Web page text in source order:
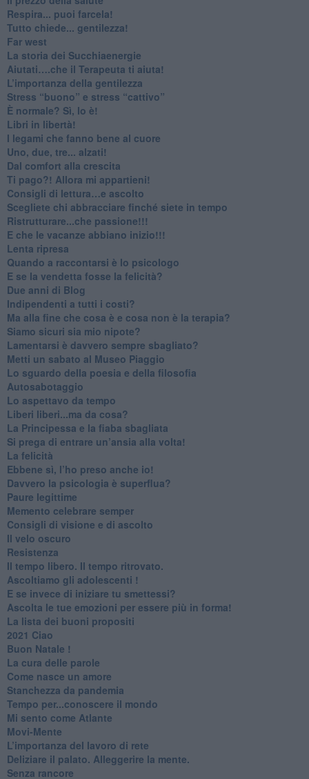
​Respira... puoi farcela!
​Tutto chiede... gentilezza!
​Far west
​La storia dei Succhiaenergie
​Aiutati….che il Terapeuta ti aiuta!
​L’importanza della gentilezza
​Stress “buono” e stress “cattivo”
​È normale? Sì, lo è!
​Libri in libertà!
​I legami che fanno bene al cuore
Uno, due, tre... alzati!​
​Dal comfort alla crescita
​Ti pago?! Allora mi appartieni!​
​Consigli di lettura…e ascolto
​Scegliete chi abbracciare finché siete in tempo
​Ristrutturare...che passione!!!
​E che le vacanze abbiano inizio!!!
​Lenta ripresa
​Quando a raccontarsi è lo psicologo
​E se la vendetta fosse la felicità?
​Due anni di Blog
​Indipendenti a tutti i costi?
​Ma alla fine che cosa è e cosa non è la terapia?
​Siamo sicuri sia mio nipote?
​Lamentarsi è davvero sempre sbagliato?
​Metti un sabato al Museo Piaggio
​Lo sguardo della poesia e della filosofia
Autosabotaggio
​Lo aspettavo da tempo
​Liberi liberi...ma da cosa?
​La Principessa e la fiaba sbagliata
Si prega di entrare un’ansia alla volta!
​La felicità
​Ebbene sì, l’ho preso anche io!
​Davvero la psicologia è superflua?
Paure legittime
​Memento celebrare semper
​Consigli di visione e di ascolto
​Il velo oscuro
Resistenza
​Il tempo libero. Il tempo ritrovato.
Ascoltiamo gli adolescenti !
​E se invece di iniziare tu smettessi?
​Ascolta le tue emozioni per essere più in forma!
​La lista dei buoni propositi
2021 Ciao
Buon Natale !
​La cura delle parole
​Come nasce un amore
Stanchezza da pandemia
​Tempo per...conoscere il mondo
​Mi sento come Atlante
​Movi-Mente
​L’importanza del lavoro di rete
​Deliziare il palato. Alleggerire la mente.
​Senza rancore